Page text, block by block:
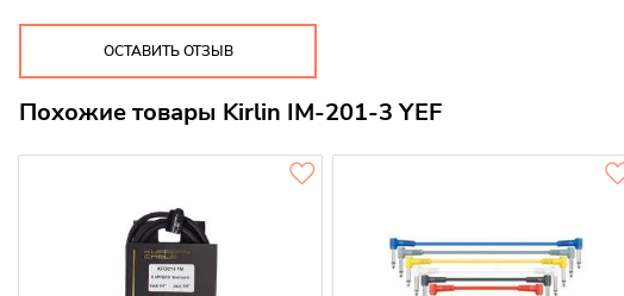
ОСТАВИТЬ ОТЗЫВ
Похожие товары Kirlin IM-201-3 YEF